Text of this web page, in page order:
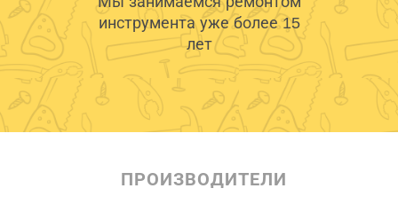
инструмента уже более 15
лет
ПРОИЗВОДИТЕЛИ